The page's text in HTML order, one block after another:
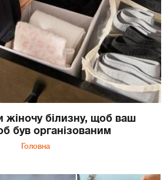
жіночу білизну, щоб ваш
був організованим
Головна